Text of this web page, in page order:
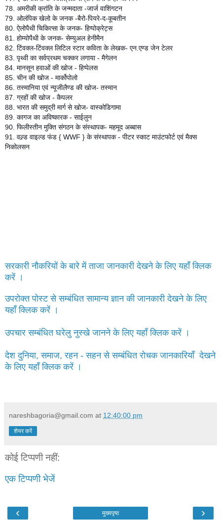
78. अमरीकी क्रांति के जन्मदाता -जार्ज वाशिंगटन
79. ओलंपिक खेलो के जनक -बैरो-पियरे-द-कूबतीन
80. ऐलोपैथी चिकित्सा के जनक- हिप्पोक्रेट्स
81. होम्योपैथी के जनक- सेम्युअल हेनीमैन
82. टिंवक्ल-टिंवक्ल लिटिल स्टार कविता के लेखक- एन.एण्ड जेन टेलर
83. पृथ्वी का सर्वप्रथम चक्कर लगाया - मैगेलन
84. मानसून हवाओं की खोज - हिप्पेलस
85. चीन की खोज - मार्कोपोलो
86. तस्मानिया एवं न्यूजीलैण्ड की खोज- तस्मान
87. ग्रहों की खोज - कैपलर
88. भारत की समुद्री मार्ग से खोज- वास्कोडिगामा
89. कागज का अविष्कारक - साईलुन
90. फिलीस्तीन मुक्ति संगठन के संस्थापक- महमूद अब्बास
91. वल्र्ड वाइल्ड फंड { WWF } के संस्थापक - पीटर स्काट माउंटफोर्ट एवं मैक्स
निकोलसन
सरकारी नौकरियों के बारे में ताजा जानकारी देखने के लिए यहाँ क्लिक
करें ।
उपरोक्त पोस्ट से सम्बंधित सामान्य ज्ञान की जानकारी देखने के लिए
यहाँ क्लिक करें ।
उपचार सम्बंधित घरेलु नुस्खे जानने के लिए यहाँ क्लिक करें ।
देश दुनिया, समाज, रहन - सहन से सम्बंधित रोचक जानकारियाँ देखने
के लिए यहाँ क्लिक करें ।
nareshbagoria@gmail.com at 12:40:00 pm
शेयर करें
कोई टिप्पणी नहीं:
एक टिप्पणी भेजें
‹ ›
मुख्यपृष्ठ